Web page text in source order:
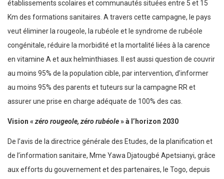
établissements scolaires et communautés situées entre 5 et 15
Km des formations sanitaires. A travers cette campagne, le pays
veut éliminer la rougeole, la rubéole et le syndrome de rubéole
congénitale, réduire la morbidité et la mortalité liées à la carence
en vitamine A et aux helminthiases. Il est aussi question de couvrir
au moins 95% de la population cible, par intervention, d’informer
au moins 95% des parents et tuteurs sur la campagne RR et
assurer une prise en charge adéquate de 100% des cas.
Vision «zéro rougeole, zéro rubéole» à l’horizon 2030
De l’avis de la directrice générale des Etudes, de la planification et
de l’information sanitaire, Mme Yawa Djatougbé Apetsianyi, grâce
aux efforts du gouvernement et des partenaires, le Togo, depuis